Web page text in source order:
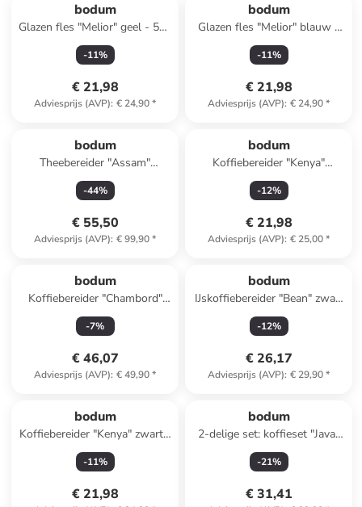
bodum
Glazen fles "Melior" geel - 500
ml
-11%
€ 21,98
Adviesprijs (AVP): € 24,90*
bodum
Glazen fles "Melior" blauw -
500 ml
-11%
€ 21,98
Adviesprijs (AVP): € 24,90*
bodum
Theebereider "Assam"
bamboekleurig - 1,5 l
-44%
€ 55,50
Adviesprijs (AVP): € 99,90*
bodum
Koffiebereider "Kenya"
zilverkleurig - 1 l
-12%
€ 21,98
Adviesprijs (AVP): € 25,00*
bodum
Koffiebereider "Chambord"
zwart - 1 l
-7%
€ 46,07
Adviesprijs (AVP): € 49,90*
bodum
IJskoffiebereider "Bean" zwart
- 1,5 l
-12%
€ 26,17
Adviesprijs (AVP): € 29,90*
bodum
Koffiebereider "Kenya" zwart -
500 ml
-11%
€ 21,98
bodum
2-delige set: koffieset "Java"
zwart
-21%
€ 31,41